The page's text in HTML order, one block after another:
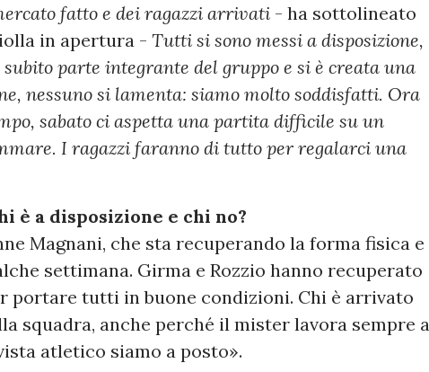
fatto e dei ragazzi arrivati - ha sottolineato
in apertura - Tutti si sono messi a disposizione,
parte integrante del gruppo e si è creata una
nessuno si lamenta: siamo molto soddisfatti. Ora
sabato ci aspetta una partita difficile su un
I ragazzi faranno di tutto per regalarci una
è a disposizione e chi no?
Magnani, che sta recuperando la forma fisica e
settimana. Girma e Rozzio hanno recuperato
portare tutti in buone condizioni. Chi è arrivato
squadra, anche perché il mister lavora sempre a
atletico siamo a posto».